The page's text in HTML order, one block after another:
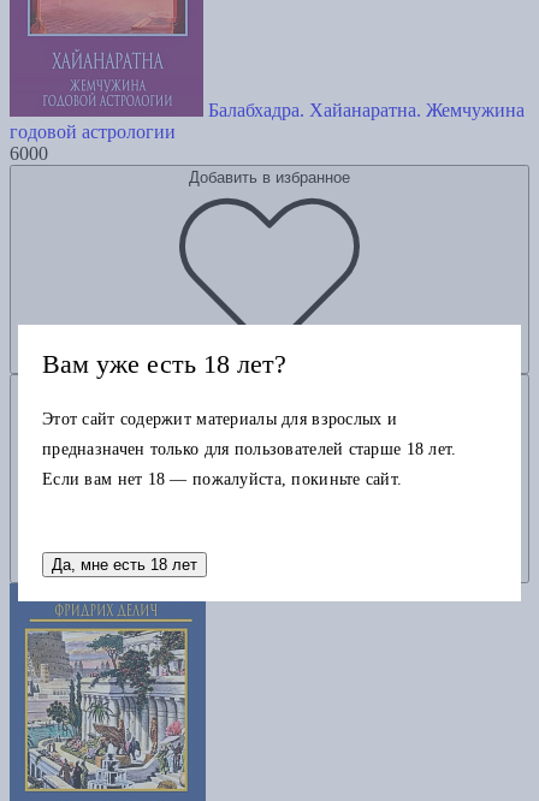
Балабхадра. Хайанаратна. Жемчужина
годовой астрологии
6000
Добавить в избранное
Вам уже есть 18 лет?
Этот сайт содержит материалы для взрослых и
предназначен только для пользователей старше 18 лет.
Если вам нет 18 — пожалуйста, покиньте сайт.
Да, мне есть 18 лет